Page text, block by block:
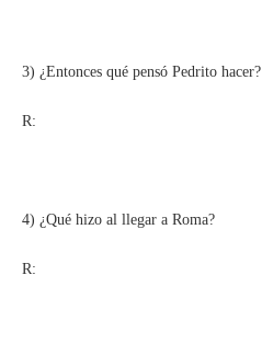
3) ¿Entonces qué pensó Pedrito hacer?
R:
4) ¿Qué hizo al llegar a Roma?
R: